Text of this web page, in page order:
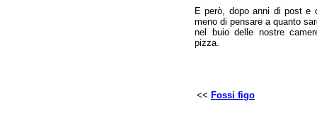
E però, dopo anni di post e
meno di pensare a quanto
nel buio delle nostre
pizza.
<< Fossi figo